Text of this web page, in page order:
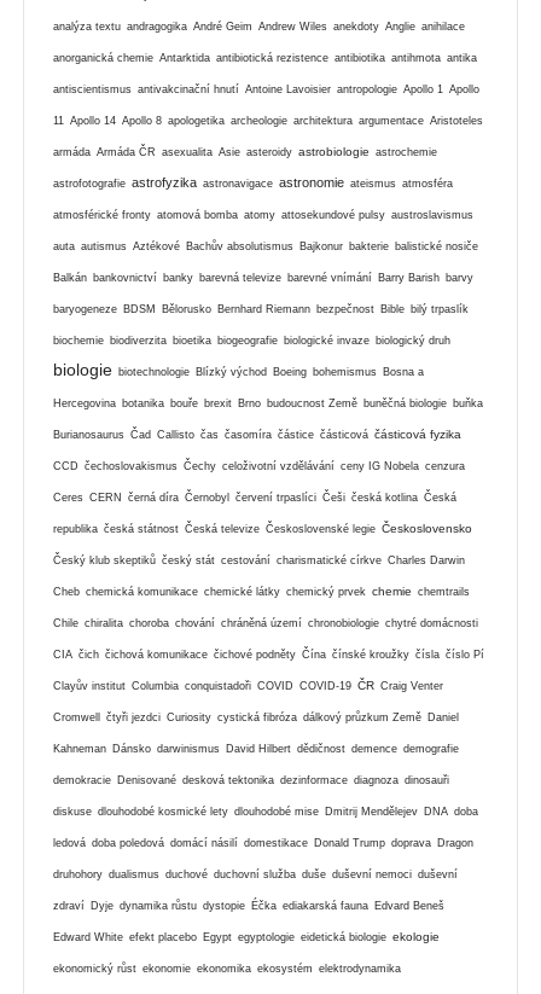
analýza textu andragogika André Geim Andrew Wiles anekdoty Anglie anihilace
anorganická chemie Antarktida antibiotická rezistence antibiotika antihmota antika
antiscientismus antivakcinační hnutí Antoine Lavoisier antropologie Apollo 1 Apollo
11 Apollo 14 Apollo 8 apologetika archeologie architektura argumentace Aristoteles
armáda Armáda ČR asexualita Asie asteroidy astrobiologie astrochemie
astrofotografie astrofyzika astronavigace astronomie ateismus atmosféra
atmosférické fronty atomová bomba atomy attosekundové pulsy austroslavismus
auta autismus Aztékové Bachův absolutismus Bajkonur bakterie balistické nosiče
Balkán bankovnictví banky barevná televize barevné vnímání Barry Barish barvy
baryogeneze BDSM Bělorusko Bernhard Riemann bezpečnost Bible bilý trpaslík
biochemie biodiverzita bioetika biogeografie biologické invaze biologický druh
biologie biotechnologie Blízký východ Boeing bohemismus Bosna a
Hercegovina botanika bouře brexit Brno budoucnost Země buněčná biologie buňka
Burianosaurus Čad Callisto čas časomíra částice částicová částicová fyzika
CCD čechoslovakismus Čechy celoživotní vzdělávání ceny IG Nobela cenzura
Ceres CERN černá díra Černobyl červení trpaslíci Češi česká kotlina Česká
republika česká státnost Česká televize Československé legie Československo
Český klub skeptiků český stát cestování charismatické církve Charles Darwin
Cheb chemická komunikace chemické látky chemický prvek chemie chemtrails
Chile chiralita choroba chování chráněná území chronobiologie chytré domácnosti
CIA čich čichová komunikace čichové podněty Čína čínské kroužky čísla číslo Pí
Clayův institut Columbia conquistadoři COVID COVID-19 ČR Craig Venter
Cromwell čtyři jezdci Curiosity cystická fibróza dálkový průzkum Země Daniel
Kahneman Dánsko darwinismus David Hilbert dědičnost demence demografie
demokracie Denisované desková tektonika dezinformace diagnoza dinosauři
diskuse dlouhodobé kosmické lety dlouhodobé mise Dmitrij Mendělejev DNA doba
ledová doba poledová domácí násilí domestikace Donald Trump doprava Dragon
druhohory dualismus duchové duchovní služba duše duševní nemoci duševní
zdraví Dyje dynamika růstu dystopie Éčka ediakarská fauna Edvard Beneš
Edward White efekt placebo Egypt egyptologie eidetická biologie ekologie
ekonomický růst ekonomie ekonomika ekosystém elektrodynamika